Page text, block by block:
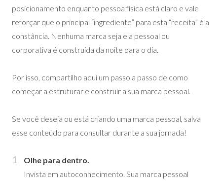
posicionamento enquanto pessoa física está claro e vale
reforçar que o principal “ingrediente” para esta “receita” é a
constância. Nenhuma marca seja ela pessoal ou
corporativa é construída da noite para o dia.
Por isso, compartilho aqui um passo a passo de como
começar a estruturar e construir a sua marca pessoal.
Se você deseja ou está criando uma marca pessoal, salva
esse conteúdo para consultar durante a sua jornada!
Olhe para dentro.
Invista em autoconhecimento. Sua marca pessoal